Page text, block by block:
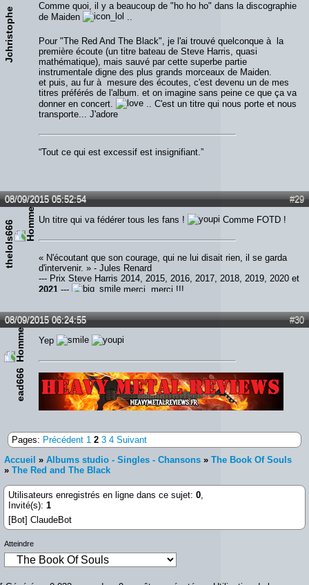
Jchristophe
Comme quoi, il y a beaucoup de "ho ho ho" dans la discographie
de Maiden
..
Pour "The Red And The Black", je l'ai trouvé quelconque à la
première écoute (un titre bateau de Steve Harris, quasi
mathématique), mais sauvé par cette superbe partie
instrumentale digne des plus grands morceaux de Maiden.
et puis, au fur à mesure des écoutes, c'est devenu un de mes
titres préférés de l'album. et on imagine sans peine ce que ça va
donner en concert.
.. C'est un titre qui nous porte et nous
transporte... J'adore
“Tout ce qui est excessif est insignifiant.”
#29
08/09/2015 05:52:54
thelols666 Un titre qui va fédérer tous les fans ! Comme FOTD !
« N'écoutant que son courage, qui ne lui disait rien, il se garda
d'intervenir. » - Jules Renard
--- Prix Steve Harris 2014, 2015, 2016, 2017, 2018, 2019, 2020 et
2021 --- merci, merci !!!
#30
08/09/2015 06:24:55
ead666
Yep
Pages: Précédent 1 2 3 4 Suivant
Accueil » Albums studio - Singles - Chansons » The Book Of Souls
» The Red and The Black
Utilisateurs enregistrés en ligne dans ce sujet: 0,
Invité(s): 1
[Bot] ClaudeBot
Atteindre